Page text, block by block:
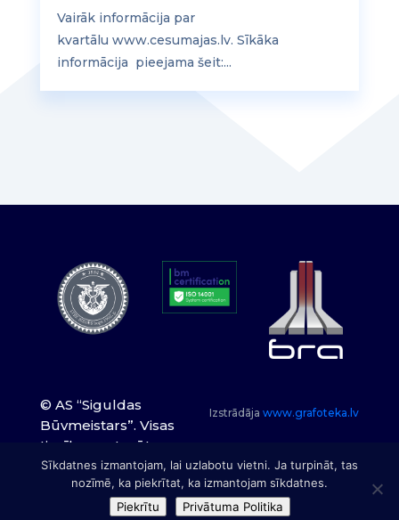
Vairāk informācija par
kvartālu www.cesumajas.lv. Sīkāka
informācija pieejama šeit:...
© AS “Siguldas
Būvmeistars”. Visas
tiesības paturētas.
Izstrādājawww.grafoteka.lv
Sīkdatnes izmantojam, lai uzlabotu vietni. Ja turpināt, tas
nozīmē, ka piekrītat, ka izmantojam sīkdatnes.
Piekrītu
Privātuma Politika